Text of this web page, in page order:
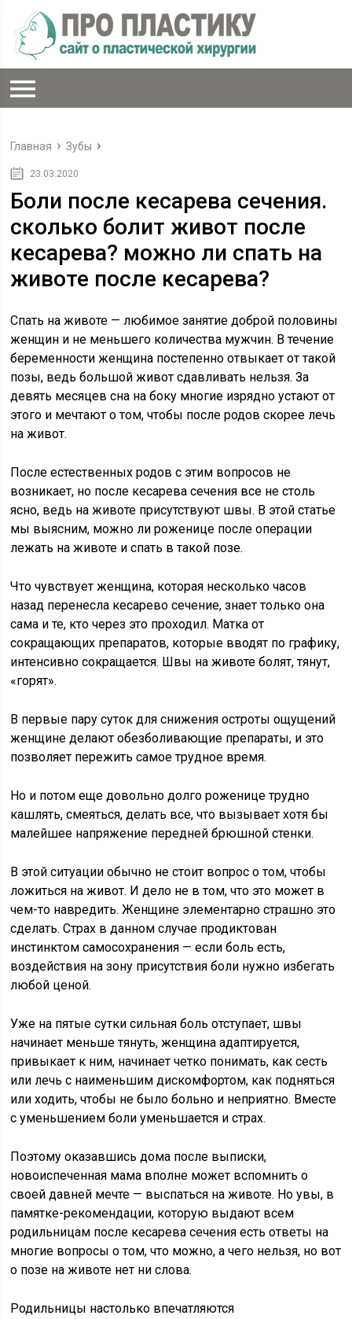
Главная Зубы
23.03.2020
Боли после кесарева сечения.
сколько болит живот после
кесарева? можно ли спать на
животе после кесарева?
Спать на животе — любимое занятие доброй половины
женщин и не меньшего количества мужчин. В течение
беременности женщина постепенно отвыкает от такой
позы, ведь большой живот сдавливать нельзя. За
девять месяцев сна на боку многие изрядно устают от
этого и мечтают о том, чтобы после родов скорее лечь
на живот.
После естественных родов с этим вопросов не
возникает, но после кесарева сечения все не столь
ясно, ведь на животе присутствуют швы. В этой статье
мы выясним, можно ли роженице после операции
лежать на животе и спать в такой позе.
Что чувствует женщина, которая несколько часов
назад перенесла кесарево сечение, знает только она
сама и те, кто через это проходил. Матка от
сокращающих препаратов, которые вводят по графику,
интенсивно сокращается. Швы на животе болят, тянут,
«горят».
В первые пару суток для снижения остроты ощущений
женщине делают обезболивающие препараты, и это
позволяет пережить самое трудное время.
Но и потом еще довольно долго роженице трудно
кашлять, смеяться, делать все, что вызывает хотя бы
малейшее напряжение передней брюшной стенки.
В этой ситуации обычно не стоит вопрос о том, чтобы
ложиться на живот. И дело не в том, что это может в
чем-то навредить. Женщине элементарно страшно это
сделать. Страх в данном случае продиктован
инстинктом самосохранения — если боль есть,
воздействия на зону присутствия боли нужно избегать
любой ценой.
Уже на пятые сутки сильная боль отступает, швы
начинает меньше тянуть, женщина адаптируется,
привыкает к ним, начинает четко понимать, как сесть
или лечь с наименьшим дискомфортом, как подняться
или ходить, чтобы не было больно и неприятно. Вместе
с уменьшением боли уменьшается и страх.
Поэтому оказавшись дома после выписки,
новоиспеченная мама вполне может вспомнить о
своей давней мечте — выспаться на животе. Но увы, в
памятке-рекомендации, которую выдают всем
родильницам после кесарева сечения есть ответы на
многие вопросы о том, что можно, а чего нельзя, но вот
о позе на животе нет ни слова.
Родильницы настолько впечатляются